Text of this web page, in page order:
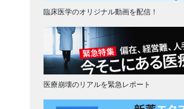
臨床医学のオリジナル動画を配信！
医療崩壊のリアルを緊急レポート